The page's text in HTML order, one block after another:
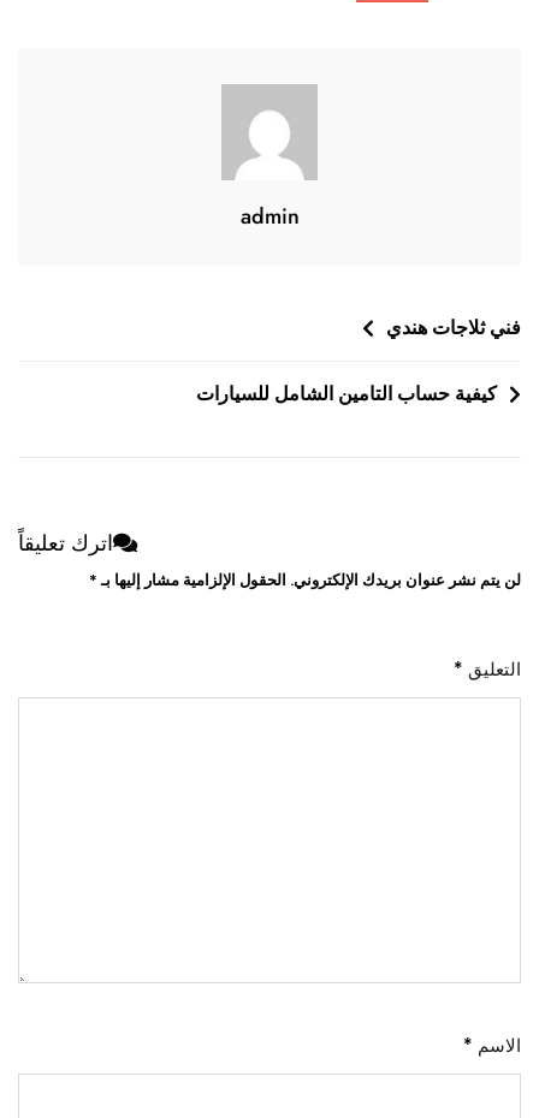
admin
تصفّح
المقالات
فني ثلاجات هندي
كيفية حساب التامين الشامل للسيارات
اترك تعليقاً
لن يتم نشر عنوان بريدك الإلكتروني. الحقول الإلزامية مشار إليها بـ*
التعليق *
الاسم *